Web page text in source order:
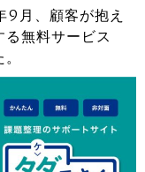
9月、顧客が抱え
無料サービス